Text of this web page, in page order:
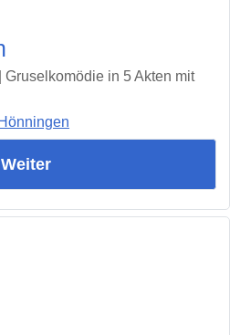
in 5 Akten mit
Weiter